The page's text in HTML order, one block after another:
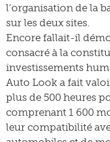
l’organisation de la
sur les deux sites.
Encore fallait-il
consacré à la
investissements
Auto Look a fait
plus de 500 heures
comprenant 1 600
leur compatibilité